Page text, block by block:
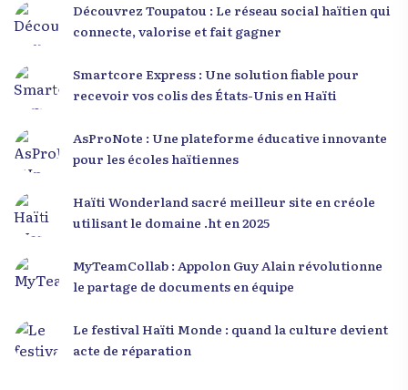
Découvrez Toupatou : Le réseau social haïtien qui
connecte, valorise et fait gagner
Smartcore Express : Une solution fiable pour
recevoir vos colis des États-Unis en Haïti
AsProNote : Une plateforme éducative innovante
pour les écoles haïtiennes
Haïti Wonderland sacré meilleur site en créole
utilisant le domaine .ht en 2025
MyTeamCollab : Appolon Guy Alain révolutionne
le partage de documents en équipe
Le festival Haïti Monde : quand la culture devient
acte de réparation